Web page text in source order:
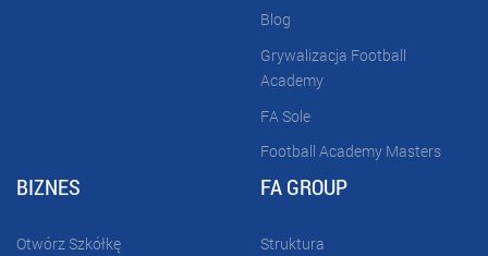
Blog
Grywalizacja Football
Academy
FA Sole
Football Academy Masters
BIZNES
Otwórz Szkółkę
FA GROUP
Struktura